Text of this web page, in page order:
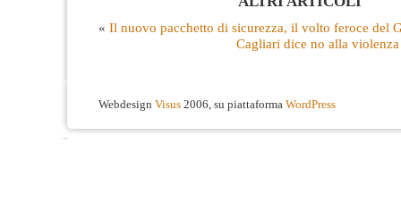
« Il nuovo pacchetto di sicurezza, il volto feroce del
Cagliari dice no alla
Webdesign Visus 2006, su piattaforma WordPress